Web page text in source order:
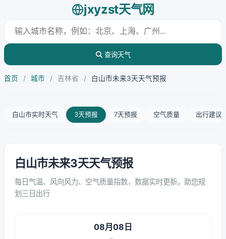
jxyzst天气网
查询天气
首页 / 城市 / 吉林省 / 白山市未来3天天气预报
白山市实时天气 3天预报 7天预报 空气质量 出行建议
白山市未来3天天气预报
每日气温、风向风力、空气质量指数，数据实时更新，助您规
划三日出行
08月08日